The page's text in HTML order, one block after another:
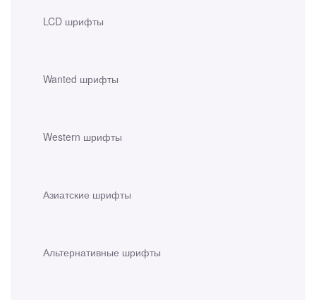
LCD шрифты
Wanted шрифты
Western шрифты
Азиатские шрифты
Альтернативные шрифты